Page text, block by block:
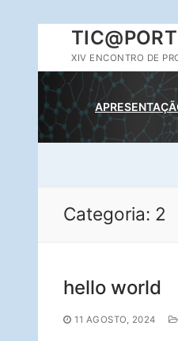
Saltar
conteúdo
XIV ENCONTRO DE
Categoria: 2
hello world
11 AGOSTO, 2024